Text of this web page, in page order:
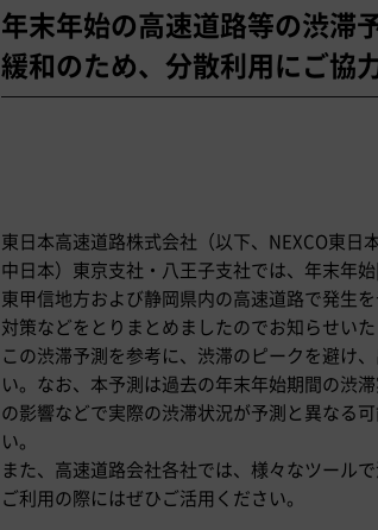
年末年始の高速道路等の渋滞
緩和のため、分散利用にご協
東日本高速道路株式会社（以下、NEXCO東日
中日本）東京支社・八王子支社では、年末年
東甲信地方および静岡県内の高速道路で発生
対策などをとりまとめましたのでお知らせいた
この渋滞予測を参考に、渋滞のピークを避け
い。なお、本予測は過去の年末年始期間の渋
の影響などで実際の渋滞状況が予測と異なる
い。
また、高速道路会社各社では、様々なツール
ご利用の際にはぜひご活用ください。